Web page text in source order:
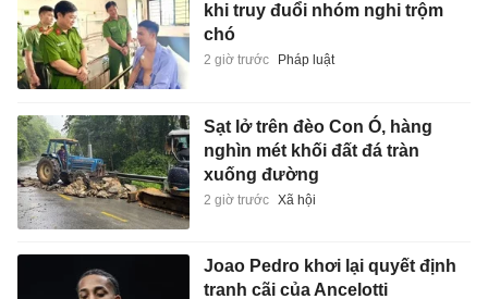
khi truy đuổi nhóm nghi trộm
chó
2 giờ trước Pháp luật
Sạt lở trên đèo Con Ó, hàng
nghìn mét khối đất đá tràn
xuống đường
2 giờ trước Xã hội
Joao Pedro khơi lại quyết định
tranh cãi của Ancelotti